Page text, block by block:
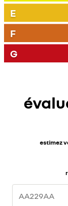
E
F
G
estimez